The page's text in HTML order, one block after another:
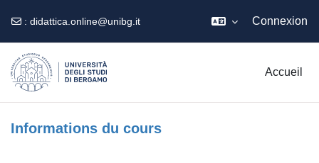
: didattica.online@unibg.it Connexion
Accueil
Informations du cours